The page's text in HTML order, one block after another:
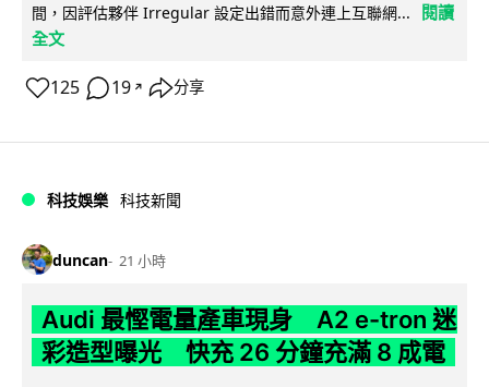
間，因評估夥伴 Irregular 設定出錯而意外連上互聯網...
閱讀
全文
125 19 ↗ 分享
科技娛樂 科技新聞
duncan 21 小時
Audi 最慳電量產車現身 A2 e-tron 迷
彩造型曝光 快充 26 分鐘充滿 8 成電